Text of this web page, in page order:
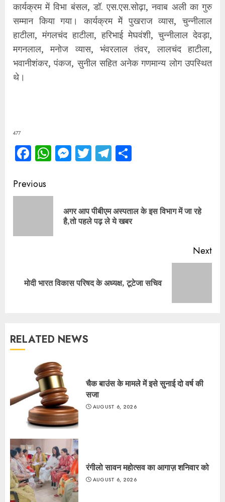
कार्यक्रम में विभा बंसल, डॉ. एस.एस.सोढ़ा, नवाब अली का गुरु
सम्मान किया गया। कार्यक्रम मेें पुखराज व्यास, चुन्नीलाल
हाटीला, मंगलचंद हाटीला, हरिभाई मेघवंशी, चुन्नीलाल देवड़ा,
मगनलाल, मनोज व्यास, भंवरलाल तंवर, लालचंद हाटीला,
भवानीशंकर, पंकज, सुनील सहित अनेक गणमान्य लोग उपस्थित
थे।
477
Facebook
WhatsApp
Messenger
TwitterTelegram
Continue
Reading
Previous
अगर आप पीबीएम अस्पताल के इस विभाग में जा रहे
है,तो पहले पढ़ ले ये खबर
Next
Next
मोदी भारत विकास परिषद के अध्यक्ष, टूटेजा सचिव
RELATED NEWS
चैक बाउंस के मामले में इसे सुनाई दो वर्ष की
सजा
AUGUST 6, 2026
रंगीलो सावन महोत्सव का आगाज़ शनिवार को
AUGUST 6, 2026